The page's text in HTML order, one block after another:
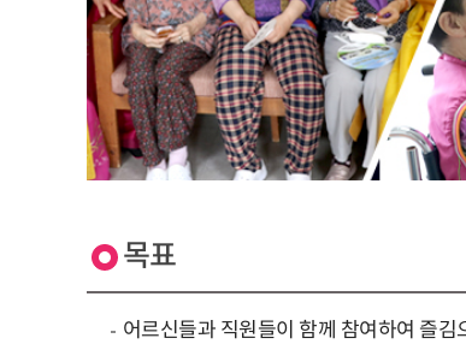
목표
어르신들과 직원들이 함께 참여하여 즐